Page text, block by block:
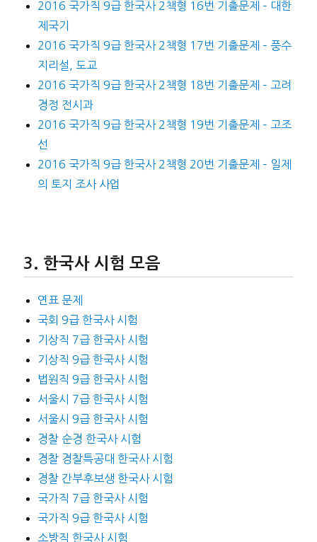
2016 국가직 9급 한국사 2책형 16번 기출문제 – 대한
제국기
2016 국가직 9급 한국사 2책형 17번 기출문제 – 풍수
지리설, 도교
2016 국가직 9급 한국사 2책형 18번 기출문제 – 고려
경정 전시과
2016 국가직 9급 한국사 2책형 19번 기출문제 – 고조
선
2016 국가직 9급 한국사 2책형 20번 기출문제 – 일제
의 토지 조사 사업
한국사 시험 모음
연표 문제
국회 9급 한국사 시험
기상직 7급 한국사 시험
기상직 9급 한국사 시험
법원직 9급 한국사 시험
서울시 7급 한국사 시험
서울시 9급 한국사 시험
경찰 순경 한국사 시험
경찰 경찰특공대 한국사 시험
경찰 간부후보생 한국사 시험
국가직 7급 한국사 시험
국가직 9급 한국사 시험
소방직 한국사 시험